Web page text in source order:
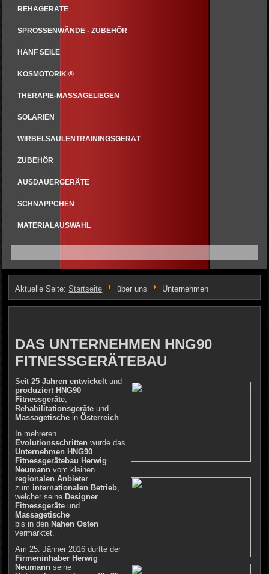
REHAGERÄTE
SPROSSENWÄNDE - ZUBEHÖR
HANF SEILE
KOSMOTORIK ®
THERAPIE-MASSAGELIEGEN
SOLARIEN
WIRBELSÄULENTRAININGSGERÄT
ZUBEHÖR
AUSDAUERGERÄTE
SCHNÄPPCHEN
MATERIALAUSWAHL
Aktuelle Seite:Startseite über uns Unternehmen
DAS UNTERNEHMEN HNG90
FITNESSGERÄTEBAU
Seit25 Jahren entwickelt und
produziert HNG90
Fitnessgeräte
Rehabilitationsgeräte und
Massagetische inÖsterreich
In mehreren
Evolutionsschritten wurde das
Unternehmen HNG90
Fitnessgerätebau Herwig
Neumann vom kleinen
regionalen Anbieter
zum internationalen Betrieb
welcher seine Designer
Fitnessgeräte und
Massagetische
bis in den Nahen Osten
vermarktet.
Am 25. Jänner 2016 durfte der
Firmeninhaber Herwig
Neumann seine